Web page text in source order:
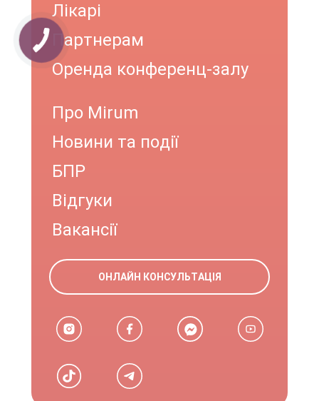
Лікарі
Партнерам
Оренда конференц-залу
Про Mirum
Новини та події
БПР
Відгуки
Вакансії
ОНЛАЙН КОНСУЛЬТАЦІЯ